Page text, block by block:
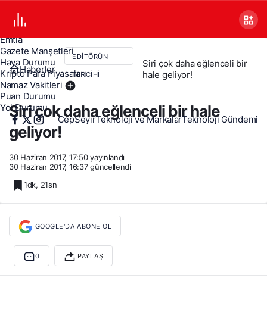
Covid 19
Döviz Kurları
Emtia
Gazete Manşetleri
Hava Durumu
Kripto Para Piyasaları
Namaz Vakitleri
Puan Durumu
Yol Durumu
CepSeyirTeknoloji ve MarkalarTeknoloji Gündemi
Haberler
EDITÖRÜN
TERCIHI
Siri çok daha eğlenceli bir
hale geliyor!
Siri çok daha eğlenceli bir hale
geliyor!
30 Haziran 2017, 17:50yayınlandı
30 Haziran 2017, 16:37güncellendi
1dk, 21sn
GOOGLE'DA ABONE OL
0 PAYLAŞ